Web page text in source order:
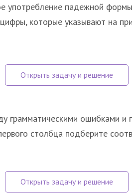
употребление падежной
которые указывают на
грамматическими ошибками
столбца подберите